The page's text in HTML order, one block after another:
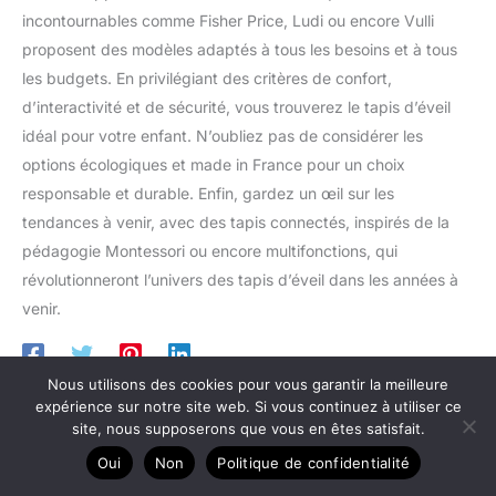
au meilleur rapport qualité/prix. Tinéo est une marque
française, basée à Angers
incontournables comme Fisher Price, Ludi ou encore Vulli
proposent des modèles adaptés à tous les besoins et à tous
les budgets. En privilégiant des critères de confort,
d’interactivité et de sécurité, vous trouverez le tapis d’éveil
idéal pour votre enfant. N’oubliez pas de considérer les
options écologiques et made in France pour un choix
responsable et durable. Enfin, gardez un œil sur les
tendances à venir, avec des tapis connectés, inspirés de la
pédagogie Montessori ou encore multifonctions, qui
révolutionneront l’univers des tapis d’éveil dans les années à
venir.
Nous utilisons des cookies pour vous garantir la meilleure
expérience sur notre site web. Si vous continuez à utiliser ce
site, nous supposerons que vous en êtes satisfait.
Oui
Non Politique de confidentialité